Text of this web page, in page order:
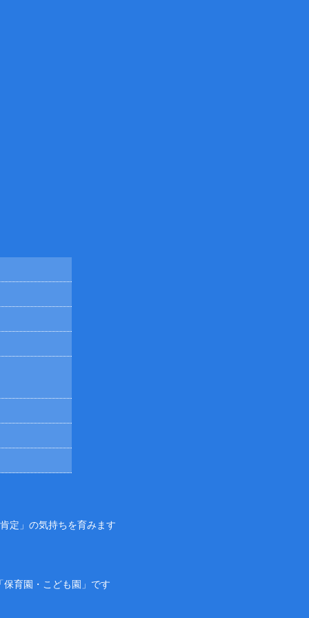
定」の気持ちを育みます
育園・こども園」です